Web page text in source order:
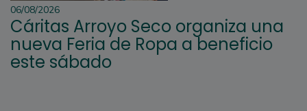
06/08/2026
Cáritas Arroyo Seco organiza una
nueva Feria de Ropa a beneficio
este sábado